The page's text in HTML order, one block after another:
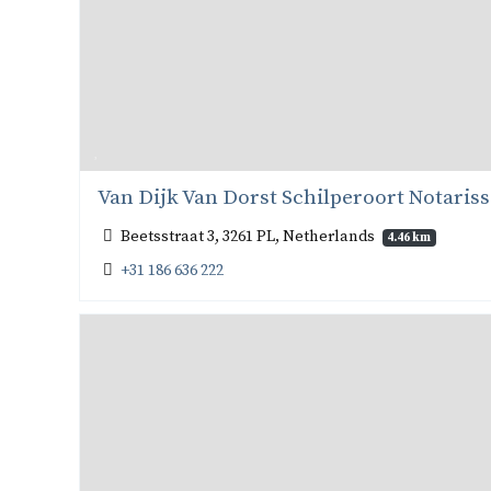
Van Dijk Van Dorst Schilperoort
Beetsstraat 3, 3261 PL, Netherlands 4.46 km
+31 186 636 222